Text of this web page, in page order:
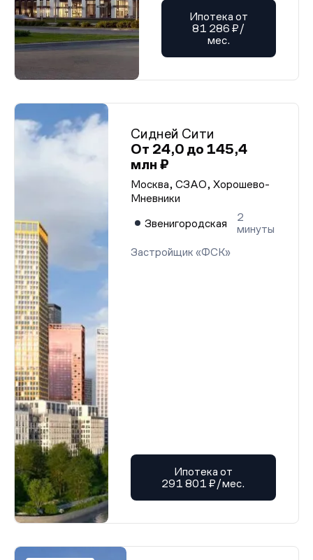
Ипотека от
81 286 ₽/
мес.
Сидней Сити
От 24,0 до 145,4
млн ₽
Москва, СЗАО, Хорошево-
Мневники
Звенигородская
2
минуты
Застройщик «ФСК»
Ипотека от
291 801 ₽/мес.